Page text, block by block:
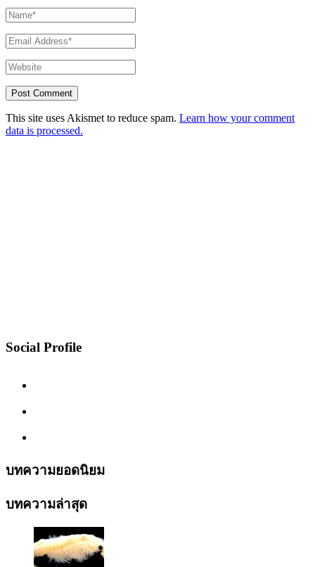
This site uses Akismet to reduce spam. Learn how your comment
data is processed.
Social Profile
บทความยอดนิยม
บทความล่าสุด